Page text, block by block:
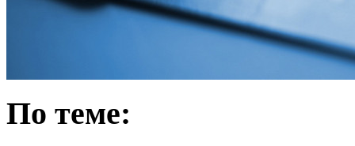
По теме: